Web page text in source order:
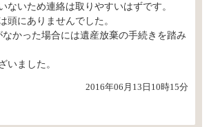
ないため連絡は取りやすいはずです。
頭にありませんでした。
かった場合には遺産放棄の手続きを踏み
いました。
2016年06月13日10時15分